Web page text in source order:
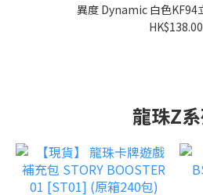
異度 Dynamic 白色KF94
HK$138.00
龍珠Z